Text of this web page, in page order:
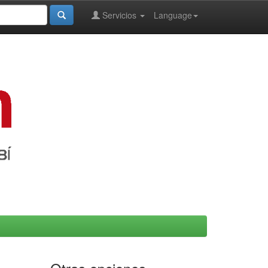
Language
Servicios